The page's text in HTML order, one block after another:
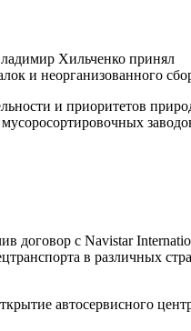
Хильченко принял
и неорганизованного
и приоритетов
договор с Navistar
в различных
автосервисного